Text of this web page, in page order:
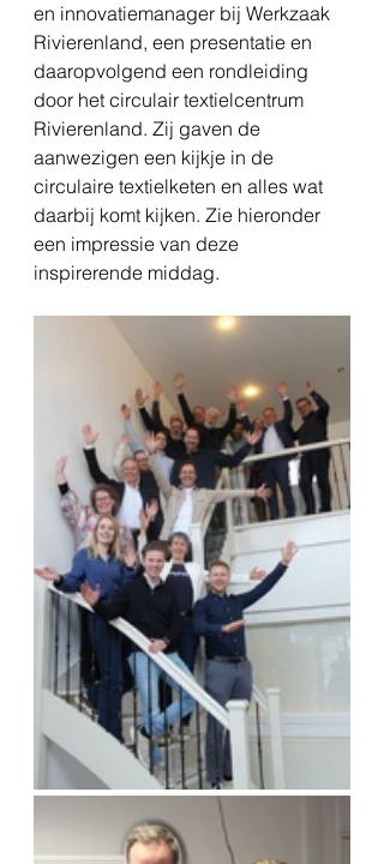
en innovatiemanager bij Werkzaak
Rivierenland, een presentatie en
daaropvolgend een rondleiding
door het circulair textielcentrum
Rivierenland. Zij gaven de
aanwezigen een kijkje in de
circulaire textielketen en alles wat
daarbij komt kijken. Zie hieronder
een impressie van deze
inspirerende middag.